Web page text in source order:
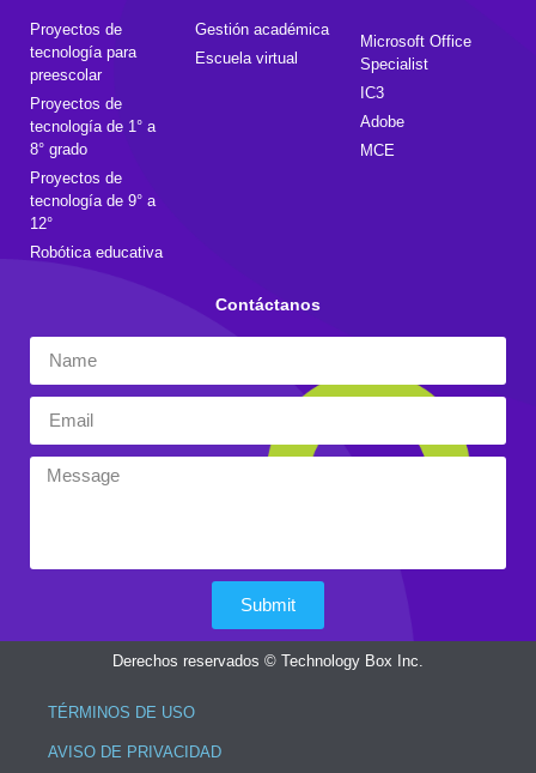
Proyectos de
tecnología para
preescolar
Proyectos de
tecnología de 1° a
8° grado
Proyectos de
tecnología de 9° a
12°
Robótica educativa
Gestión académica
Escuela virtual
Microsoft Office
Specialist
IC3
Adobe
MCE
Contáctanos
Submit
Derechos reservados © Technology Box Inc.
TÉRMINOS DE USO
AVISO DE PRIVACIDAD